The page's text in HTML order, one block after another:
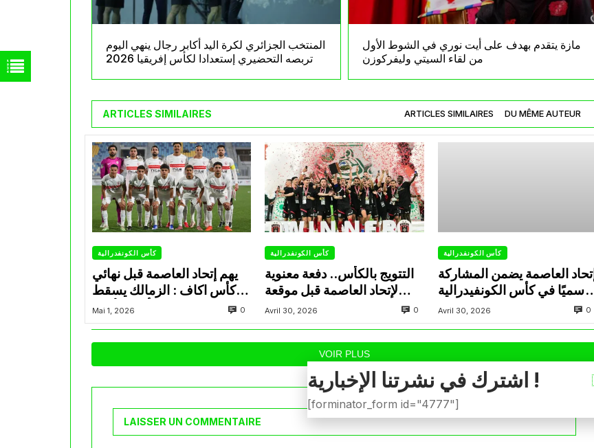
المنتخب الجزائري لكرة اليد أكابر رجال ينهي اليوم
تربصه التحضيري إستعدادا لكأس إفريقيا 2026
مازة يتقدم بهدف على أيت نوري في الشوط الأول
من لقاء السيتي وليفركوزن
ARTICLES SIMILAIRES ARTICLES SIMILAIRES DU MÊME AUTEUR
كأس الكونفدرالية
يهم إتحاد العاصمة قبل نهائي
كأس اكاف : الزمالك يسقط
Mai 1, 2026 0
كأس الكونفدرالية
التتويج بالكأس.. دفعة معنوية
لإتحاد العاصمة قبل موقعة
الزمالك في نهائي الكونفدرالية
Avril 30, 2026 0
كأس الكونفدرالية
إتحاد العاصمة يضمن المشاركة
رسميًا في كأس الكونفيدرالية
Avril 30, 2026 0
VOIR PLUS
LAISSER UN COMMENTAIRE
اشترك في نشرتنا الإخبارية !
[forminator_form id="4777"]